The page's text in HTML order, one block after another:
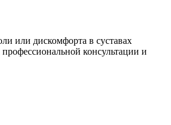
или дискомфорта в суставах
профессиональной консультации и